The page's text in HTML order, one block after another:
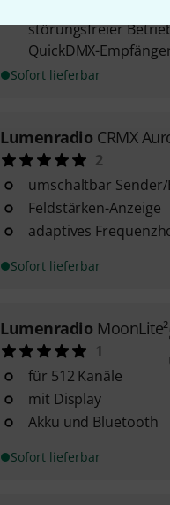
störungsfreier
QuickDMX-
Sofort lieferbar
Lumenradio CRMX
2
umschaltbar
Feldstärken-Anzeige
adaptives
Sofort lieferbar
Lumenradio MoonLite²
1
für 512 Kanäle
mit Display
Akku und Bluetooth
Sofort lieferbar